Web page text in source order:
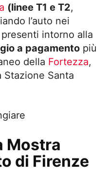
(linee T1 e T2,
l’auto nei
presenti intorno alla
a pagamento più
della Fortezza,
Santa
Mostra
di Firenze